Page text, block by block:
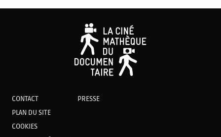
CONTACT
PLAN DU SITE
COOKIES
PRESSE